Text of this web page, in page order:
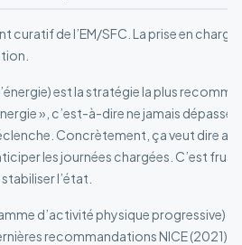
curatif de l’EM/SFC. La prise en
est la stratégie la plus
», c’est-à-dire ne jamais dépasser
Concrètement, ça veut dire
les journées chargées. C’est
l’état.
d’activité physique progressive)
recommandations NICE (2021)